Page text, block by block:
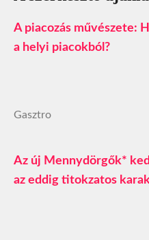
A piacozás művészete:
a helyi piacokból?
Gasztro
Az új Mennydörgők*
az eddig titokzatos